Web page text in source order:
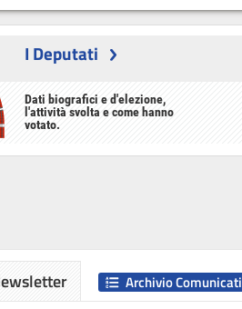
I Deputati
Dati biografici e d'elezione,
l'attività svolta e come hanno
votato.
Archivio Comunicati